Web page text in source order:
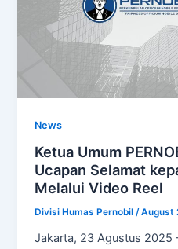
News
Ketua Umum
Ucapan Selamat
Melalui Video Reel
Divisi Humas Pernobil/August
Jakarta, 23 Agustus 2025